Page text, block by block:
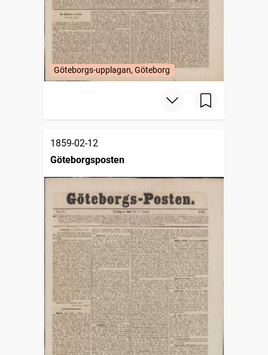
Göteborgs-upplagan, Göteborg
1859-02-12
Göteborgsposten